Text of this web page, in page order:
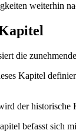
weiterhin
die
Kapitel
der historische
befasst sich